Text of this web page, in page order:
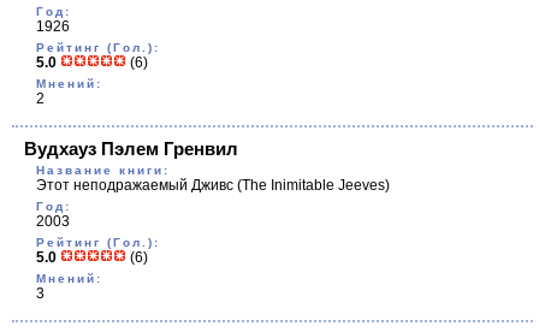
Год:
1926
Рейтинг (Гол.):
5.0 (6)
Мнений:
2
Вудхауз Пэлем Гренвил
Название книги:
Этот неподражаемый Дживс (The Inimitable Jeeves)
Год:
2003
Рейтинг (Гол.):
5.0 (6)
Мнений:
3